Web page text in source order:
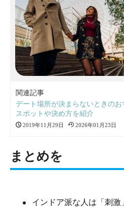
関連記事
デート場所が決まらないときのお
スポットや決め方を紹介
2019年11月29日 2026年01月23日
まとめを
インドア派な人は「刺